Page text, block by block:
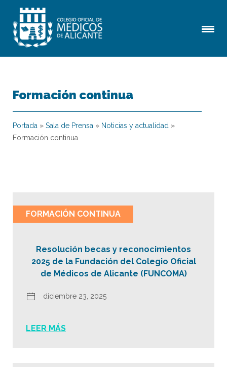
Formación continua
Portada » Sala de Prensa » Noticias y actualidad »
Formación continua
FORMACIÓN CONTINUA
Resolución becas y reconocimientos
2025 de la Fundación del Colegio Oficial
de Médicos de Alicante (FUNCOMA)
diciembre 23, 2025
LEER MÁS